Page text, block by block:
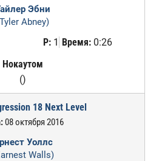
Эбни
Abney)
Р:1 Время:0:26
Нокаутом
()
18 Next Level
08 октября 2016
Уоллс
Walls)